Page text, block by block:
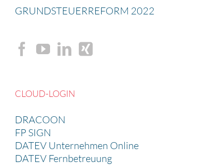
GRUND­STEU­ER­RE­FORM 2022
CLOUD-LOGIN
DRACOON
FP SIGN
DATEV Unternehmen Online
DATEV Fernbetreuung